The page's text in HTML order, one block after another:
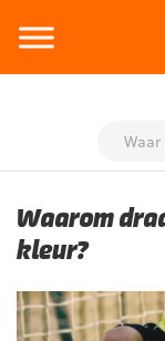
content
Waarom
kleur?